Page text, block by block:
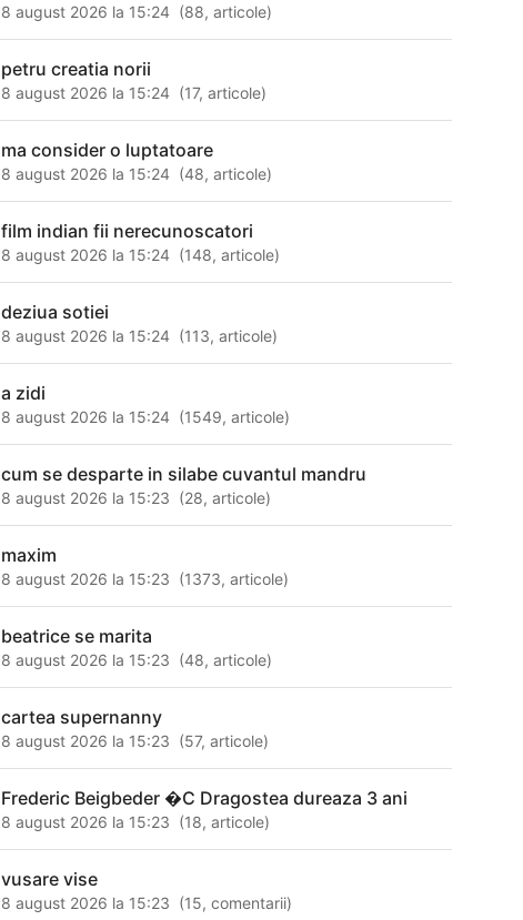
8 august 2026 la 15:24 (88,articole)
petru creatia norii
8 august 2026 la 15:24 (17,articole)
ma consider o luptatoare
8 august 2026 la 15:24 (48,articole)
film indian fii nerecunoscatori
8 august 2026 la 15:24 (148,articole)
deziua sotiei
8 august 2026 la 15:24 (113,articole)
a zidi
8 august 2026 la 15:24 (1549,articole)
cum se desparte in silabe cuvantul mandru
8 august 2026 la 15:23 (28,articole)
maxim
8 august 2026 la 15:23 (1373,articole)
beatrice se marita
8 august 2026 la 15:23 (48,articole)
cartea supernanny
8 august 2026 la 15:23 (57,articole)
Frederic Beigbeder �C Dragostea dureaza 3 ani
8 august 2026 la 15:23 (18,articole)
vusare vise
8 august 2026 la 15:23 (15,comentarii)